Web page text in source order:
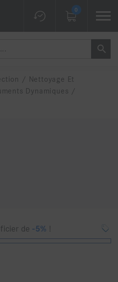
0
/
Nettoyage Et
Dynamiques /
de-5% !